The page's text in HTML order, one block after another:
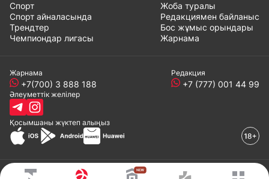
Спорт
Спорт айналасында
Трендтер
Чемпиондар лигасы
Жоба туралы
Редакциямен байланыс
Бос жұмыс орындары
Жарнама
Жарнама
+7(700) 3 888 188
Редакция
+7 (777) 001 44 99
Әлеуметтік желілер
Қосымшаны жүктеп алыңыз